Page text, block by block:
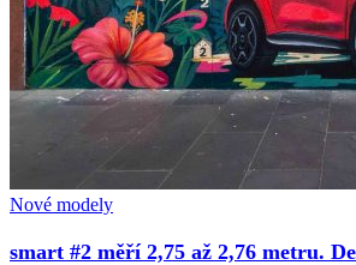
Nové modely
smart #2 měří 2,75 až 2,76 metru.